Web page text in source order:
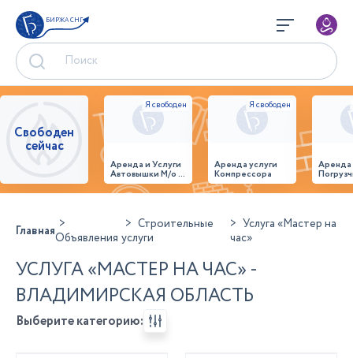
БИРЖА СНГ
Свободен
сейчас
Аренда и Услуги
Автовышки М/о г.
Домодедово
26,28,32 место
Аренда услуги
Компрессора
ГлавнаяОбъявления
Строительные
услуги
Услуга «Мастер на
час»
УСЛУГА «МАСТЕР НА ЧАС» -
ВЛАДИМИРСКАЯ ОБЛАСТЬ
Выберите категорию: